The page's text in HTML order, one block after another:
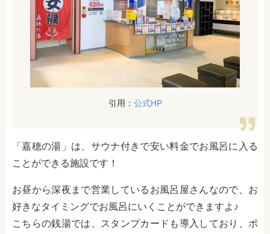
引用： 公式HP
「嘉穂の湯」は、サウナ付きで安い料金でお風呂に入る
ことができる施設です！
お昼から深夜まで営業しているお風呂屋さんなので、お
好きなタイミングでお風呂にいくことができますよ♪
こちらの銭湯では、スタンプカードも導入しており、ポ